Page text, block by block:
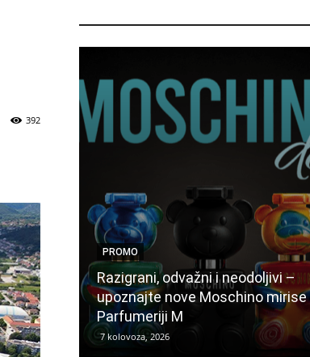
392
PROMO
Razigrani, odvažni i neodoljivi –
upoznajte nove Moschino mirise
Parfumeriji M
7 kolovoza, 2026